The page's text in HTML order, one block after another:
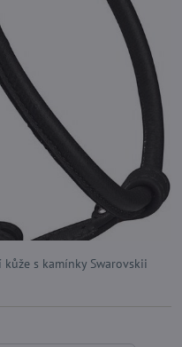
s kamínky Swarovskii